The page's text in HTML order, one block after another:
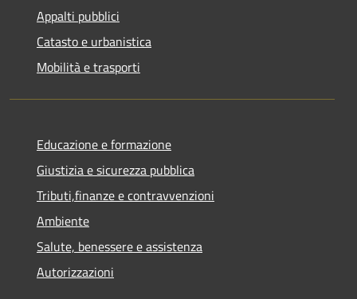
Appalti pubblici
Catasto e urbanistica
Mobilità e trasporti
Educazione e formazione
Giustizia e sicurezza pubblica
Tributi,finanze e contravvenzioni
Ambiente
Salute, benessere e assistenza
Autorizzazioni